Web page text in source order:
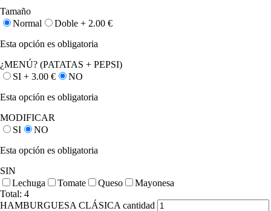
Tamaño
Normal
Doble + 2.00 €
Esta opción es obligatoria
¿MENÚ? (PATATAS + PEPSI)
SI + 3.00 €
NO
Esta opción es obligatoria
MODIFICAR
SI
NO
Esta opción es obligatoria
SIN
Lechuga
Tomate Queso
Mayonesa
Total: 4
HAMBURGUESA CLÁSICA cantidad